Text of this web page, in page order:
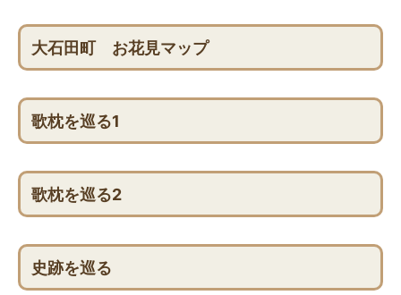
大石田町 お花見マップ
歌枕を巡る1
歌枕を巡る2
史跡を巡る